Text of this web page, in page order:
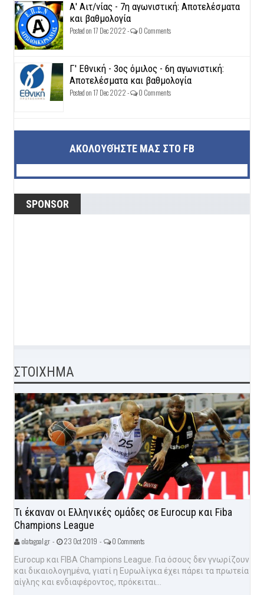
Α' Αιτ/νίας - 7η αγωνιστική: Αποτελέσματα
και βαθμολογία
Posted on 17 Dec 2022 - 0 Comments
Γ' Εθνική - 3ος όμιλος - 6η αγωνιστική:
Αποτελέσματα και βαθμολογία
Posted on 17 Dec 2022 - 0 Comments
ΑΚΟΛΟΥΘΉΣΤΕ ΜΑΣ ΣΤΟ FB
SPONSOR
ΣΤΟΙΧΗΜΑ
Τι έκαναν οι Ελληνικές ομάδες σε Eurocup και Fiba
Champions League
olatagoal.gr - 23 Oct 2019 - 0 Comments
Eurocup και FIBA Champions League. Για όσους δεν γνωρίζουν
και δικαιολογημένα, γιατί η Ευρωλίγκα έχει πάρει τα πρωτεία
αίγλης και ενδιαφέροντος, πρόκειται...